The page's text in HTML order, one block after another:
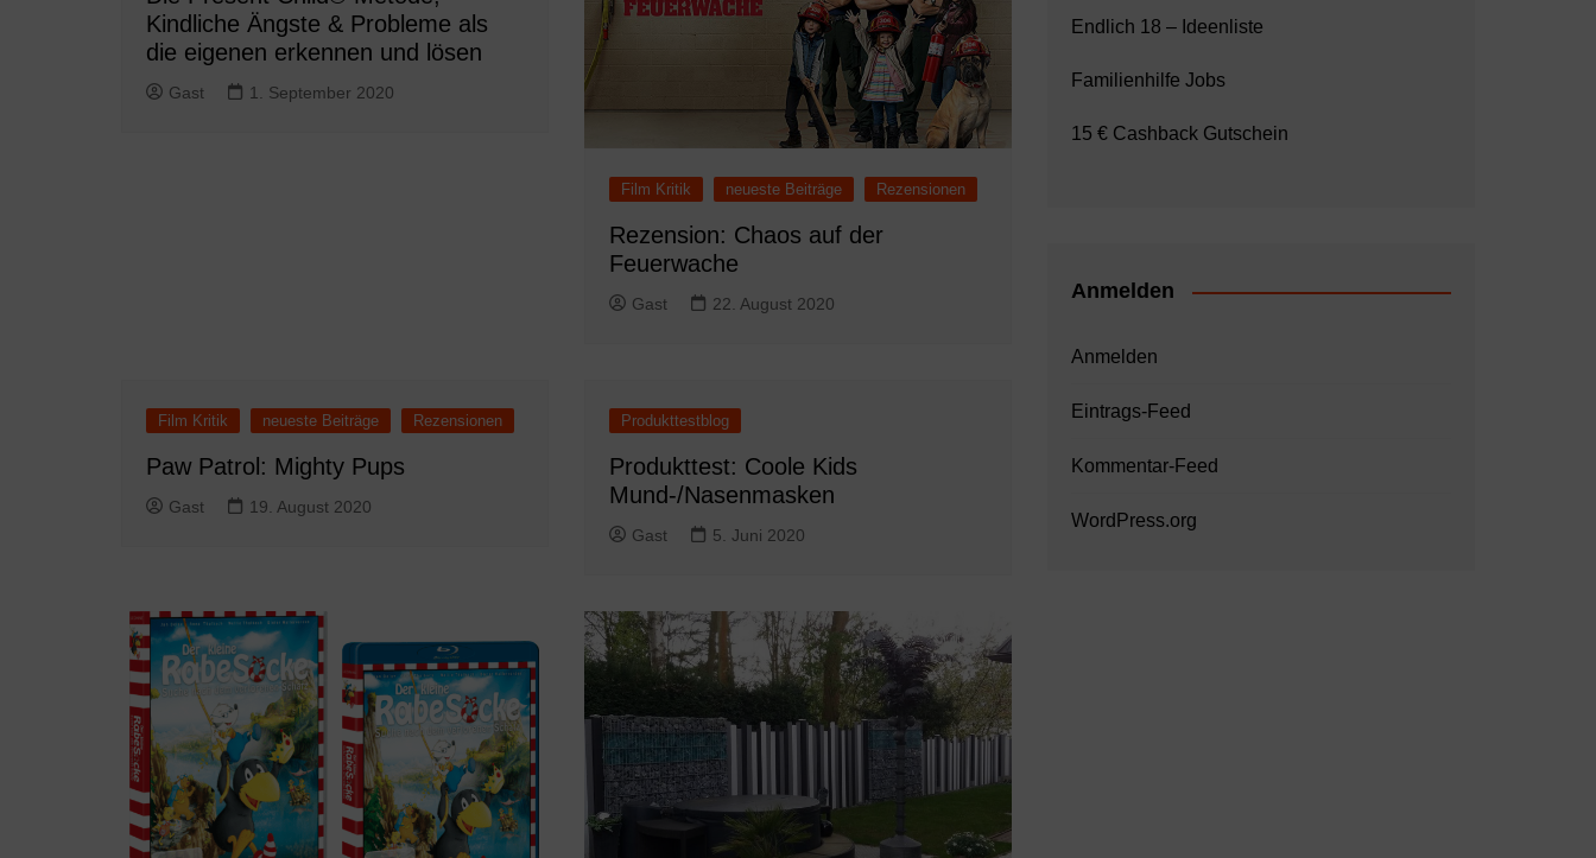
Kindliche Ängste & Probleme als
die eigenen erkennen und lösen
Gast 1. September 2020
Film Kritik neueste Beiträge Rezensionen
Rezension: Chaos auf der
Feuerwache
Gast 22. August 2020
Film Kritik neueste Beiträge Rezensionen
Paw Patrol: Mighty Pups
Gast 19. August 2020
Produkttestblog
Produkttest: Coole Kids
Mund-/Nasenmasken
Gast 5. Juni 2020
Endlich 18 – Ideenliste
Familienhilfe Jobs
15 € Cashback Gutschein
Anmelden
Anmelden
Eintrags-Feed
Kommentar-Feed
WordPress.org